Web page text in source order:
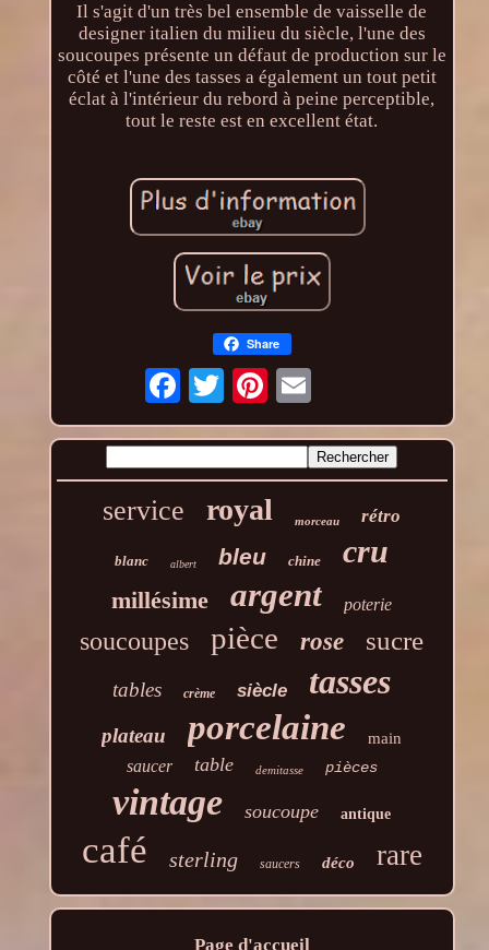
Il s'agit d'un très bel ensemble de vaisselle de
designer italien du milieu du siècle, l'une des
soucoupes présente un défaut de production sur le
côté et l'une des tasses a également un tout petit
éclat à l'intérieur du rebord à peine perceptible,
tout le reste est en excellent état.
Share
service royal morceau rétro
blanc albert bleu chine cru
millésime argent poterie
soucoupes pièce rose sucre
tables crème siècle tasses
plateau porcelaine main
saucer table demitasse pièces
vintage soucoupe antique
café sterling saucers déco rare
Page d'accueil